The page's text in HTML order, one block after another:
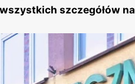
szczegółów